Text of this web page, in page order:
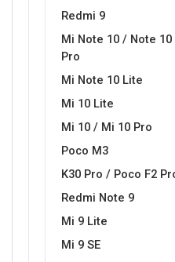
Redmi 9
Mi Note 10 / Note 10
Pro
Mi Note 10 Lite
Mi 10 Lite
Mi 10 / Mi 10 Pro
Poco M3
K30 Pro / Poco F2
Redmi Note 9
Mi 9 Lite
Mi 9 SE